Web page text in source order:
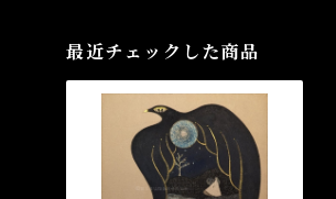
最近チェックした商品